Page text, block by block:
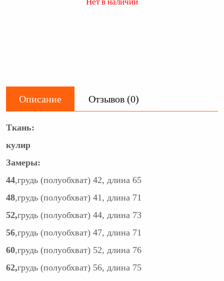
Описание Отзывов (0)
Ткань:
кулир
Замеры:
44,грудь (полуобхват) 42, длина 65
48,грудь (полуобхват) 41, длина 71
52,грудь (полуобхват) 44, длина 73
56,грудь (полуобхват) 47, длина 71
60,грудь (полуобхват) 52, длина 76
62,грудь (полуобхват) 56, длина 75